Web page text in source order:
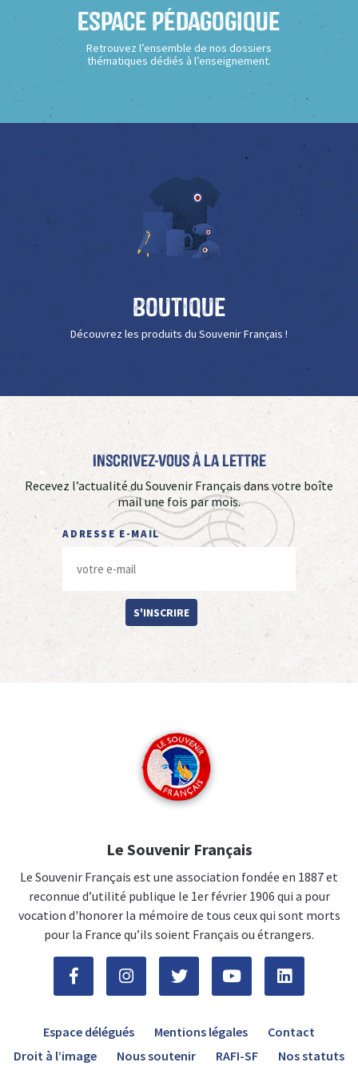
Espace Pédagogique
Retrouvez l’ensemble de nos dossiers
thématiques dédiés à l’enseignement.
Boutique
Découvrez les produits du Souvenir Français !
Inscrivez-vous à La Lettre
Recevez l’actualité du Souvenir Français dans votre boîte
mail une fois par mois.
ADRESSE E-MAIL
S'INSCRIRE
Le Souvenir Français
Le Souvenir Français est une association fondée en 1887 et
reconnue d’utilité publique le 1er février 1906 qui a pour
vocation d'honorer la mémoire de tous ceux qui sont morts
pour la France qu’ils soient Français ou étrangers.
Espace délégués Mentions légales
Contact
Droit à l’image
Nous soutenir RAFI-SF Nos statuts